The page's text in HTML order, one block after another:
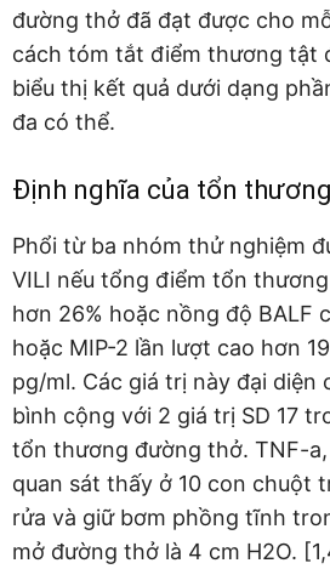
đường thở đã đạt được cho
cách tóm tắt điểm thương tật
biểu thị kết quả dưới dạng
đa có thể.
Định nghĩa của tổn
Phổi từ ba nhóm thử nghiệm
VILI nếu tổng điểm tổn
hơn 26% hoặc nồng độ BALF
hoặc MIP-2 lần lượt cao hơn
pg/ml. Các giá trị này đại diện
bình cộng với 2 giá trị SD 17
tổn thương đường thở. TNF-a,
quan sát thấy ở 10 con chuột
rửa và giữ bơm phồng tĩnh
mở đường thở là 4 cm H2O.